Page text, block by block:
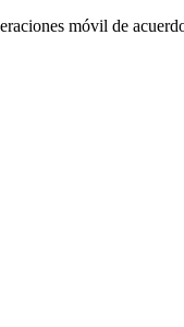
móvil de